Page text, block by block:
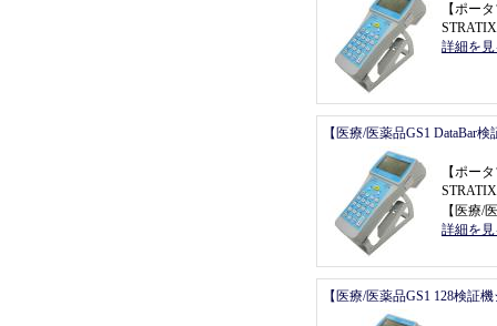
【ポー
詳細を
【医療/医薬品GS1 DataBar
【ポー
【 医療/
詳細を
【医療/医薬品GS1 128検証